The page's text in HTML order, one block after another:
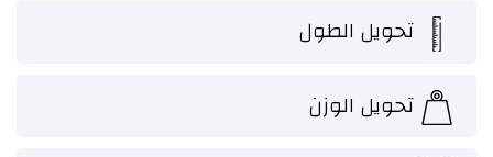
تحويل الطول
تحويل الوزن